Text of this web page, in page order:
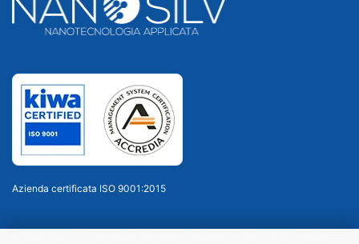
Azienda certificata ISO 9001:2015